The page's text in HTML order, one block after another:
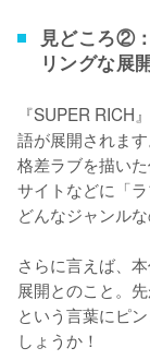
見どころ②
リングな展
『SUPER RICH
語が展開されま
格差ラブを描い
サイトなどに「
どんなジャンル
さらに言えば、
展開とのこと。
という言葉にピ
しょうか！